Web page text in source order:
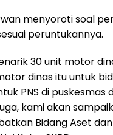
menyoroti soal
peruntukannya.
30 unit motor
dinas itu untuk
PNS di
kami akan
Bidang Aset dan